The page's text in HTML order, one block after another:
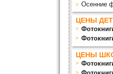
Осенние
ЦЕНЫ
ЦЕНЫ